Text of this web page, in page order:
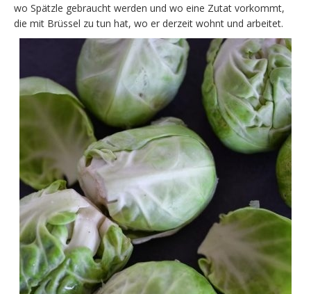
wo Spätzle gebraucht werden und wo eine Zutat vorkommt,
die mit Brüssel zu tun hat, wo er derzeit wohnt und arbeitet.